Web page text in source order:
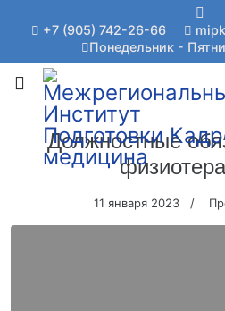
+7 (905) 742-26-66
Понедельник -
Должностные
11 января 2023